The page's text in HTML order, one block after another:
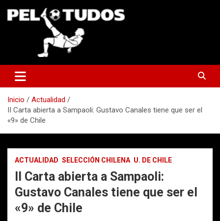
Inicio
Actualidad
II Carta abierta a Sampaoli: Gustavo Canales tiene que ser el
«9» de Chile
ACTUALIDAD SELECCIÓN CHILENA U. DE CHILE
II Carta abierta a Sampaoli:
Gustavo Canales tiene que ser el
«9» de Chile